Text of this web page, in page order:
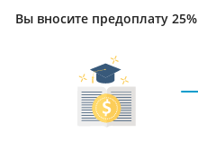
Вы вносите предоплату 25%